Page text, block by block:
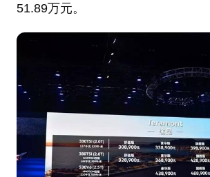
51.89万元。